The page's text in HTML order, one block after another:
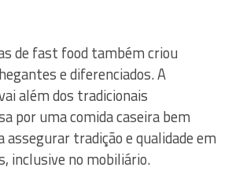
de fast food também criou
e diferenciados. A
além dos tradicionais
por uma comida caseira bem
tradição e qualidade em
inclusive no mobiliário.